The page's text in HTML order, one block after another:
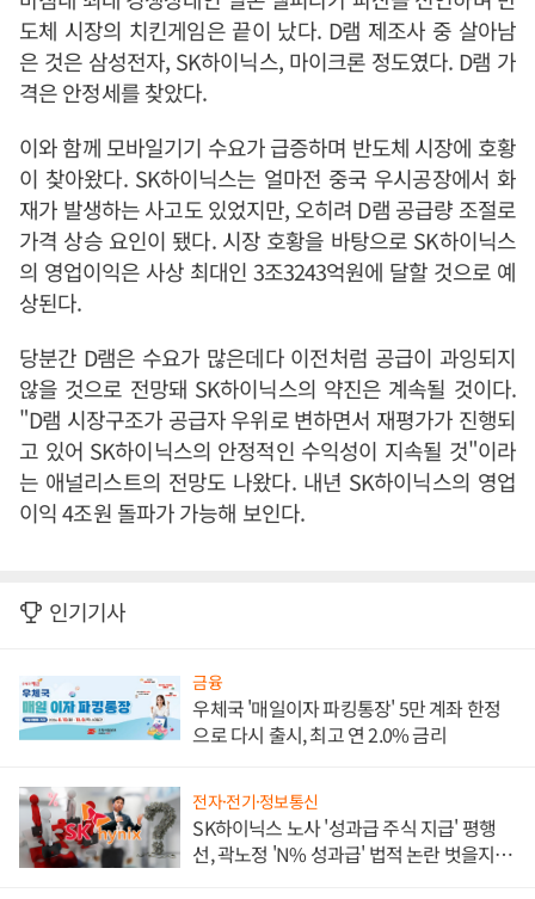
도체 시장의 치킨게임은 끝이 났다. D램 제조사 중 살아남
은 것은 삼성전자, SK하이닉스, 마이크론 정도였다. D램 가
격은 안정세를 찾았다.
이와 함께 모바일기기 수요가 급증하며 반도체 시장에 호황
이 찾아왔다. SK하이닉스는 얼마전 중국 우시공장에서 화
재가 발생하는 사고도 있었지만, 오히려 D램 공급량 조절로
가격 상승 요인이 됐다. 시장 호황을 바탕으로 SK하이닉스
의 영업이익은 사상 최대인 3조3243억원에 달할 것으로 예
상된다.
당분간 D램은 수요가 많은데다 이전처럼 공급이 과잉되지
않을 것으로 전망돼 SK하이닉스의 약진은 계속될 것이다.
"D램 시장구조가 공급자 우위로 변하면서 재평가가 진행되
고 있어 SK하이닉스의 안정적인 수익성이 지속될 것"이라
는 애널리스트의 전망도 나왔다. 내년 SK하이닉스의 영업
이익 4조원 돌파가 가능해 보인다.
인기기사
금융
우체국 '매일이자 파킹통장' 5만 계좌 한정
으로 다시 출시, 최고 연 2.0% 금리
전자·전기·정보통신
SK하이닉스 노사 '성과급 주식 지급' 평행
선, 곽노정 'N% 성과급' 법적 논란 벗을지 주